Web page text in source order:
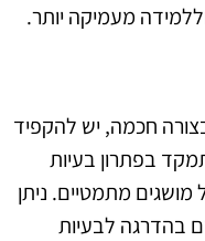
מעמיקה יותר.
חכמה, יש להקפיד
בפתרון בעיות
מושגים מתמטיים. ניתן
בהדרגה לבעיות